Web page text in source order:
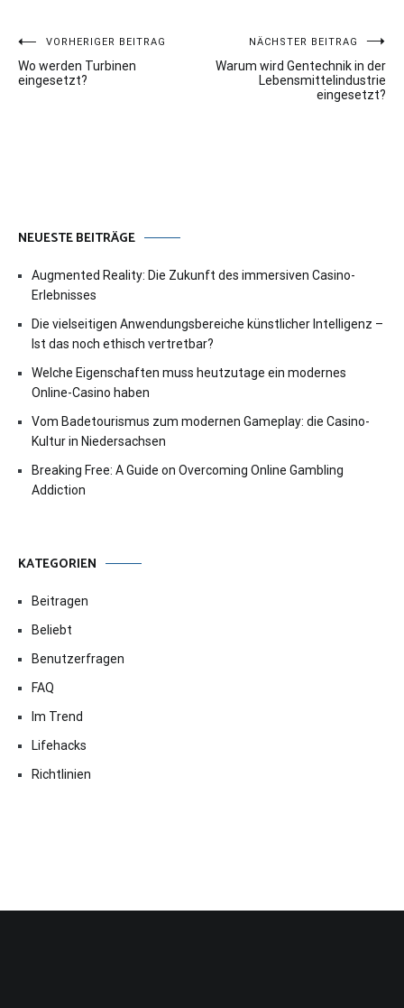
Beitragsnavigation
VORHERIGER BEITRAG
Wo werden Turbinen
eingesetzt?
NÄCHSTER BEITRAG
Warum wird Gentechnik in der
Lebensmittelindustrie
eingesetzt?
NEUESTE BEITRÄGE
Augmented Reality: Die Zukunft des immersiven Casino-
Erlebnisses
Die vielseitigen Anwendungsbereiche künstlicher Intelligenz –
Ist das noch ethisch vertretbar?
Welche Eigenschaften muss heutzutage ein modernes
Online-Casino haben
Vom Badetourismus zum modernen Gameplay: die Casino-
Kultur in Niedersachsen
Breaking Free: A Guide on Overcoming Online Gambling
Addiction
KATEGORIEN
Beitragen
Beliebt
Benutzerfragen
FAQ
Im Trend
Lifehacks
Richtlinien